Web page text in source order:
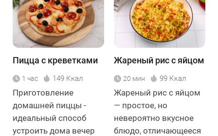
Пицца с креветками
1 час 149 Ккал
Приготовление
домашней пиццы -
идеальный способ
устроить дома вечер
Жареный рис с яйцом
20 мин 99 Ккал
Жареный рис с яйцом
— простое, но
невероятно вкусное
блюдо, отличающееся